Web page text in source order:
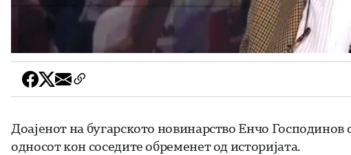
Доајенот на бугарското новинарство Енчо Господинов
односот кон соседите обременет од историјата.